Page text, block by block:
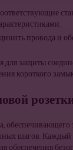
провода и
для защиты
короткого
обеспечивающего
шагов. Каждый